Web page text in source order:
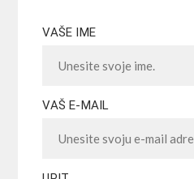
VAŠE IME
VAŠ E-MAIL